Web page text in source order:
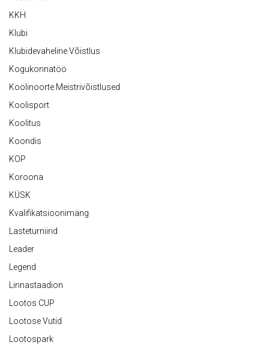
KKH
Klubi
Klubidevaheline Võistlus
Kogukonnatöö
Koolinoorte Meistrivõistlused
Koolisport
Koolitus
Koondis
KOP
Koroona
KÜSK
Kvalifikatsioonimäng
Lasteturniirid
Leader
Legend
Linnastaadion
Lootos CUP
Lootose Vutid
Lootospark